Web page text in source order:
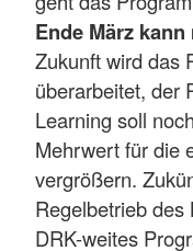
Ende März
Zukunft wird das
überarbeitet, der
Learning soll
Mehrwert für die
vergrößern.
Regelbetrieb
DRK-weites